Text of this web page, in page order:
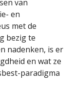
van
en
met de
bezig te
nadenken, is er
en wat ze
paradigma